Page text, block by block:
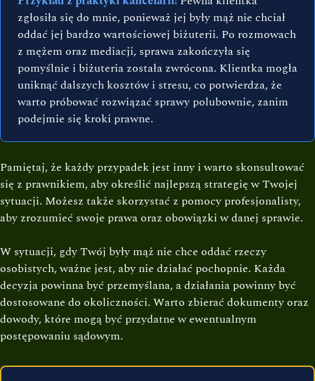
zgłosiła się do mnie, ponieważ jej były mąż nie chciał
oddać jej bardzo wartościowej biżuterii. Po rozmowach
z mężem oraz mediacji, sprawa zakończyła się
pomyślnie i biżuteria została zwrócona. Klientka mogła
uniknąć dalszych kosztów i stresu, co potwierdza, że
warto próbować rozwiązać sprawy polubownie, zanim
podejmie się kroki prawne.
Pamiętaj, że każdy przypadek jest inny i warto skonsultować
się z prawnikiem, aby określić najlepszą strategię w Twojej
sytuacji. Możesz także skorzystać z pomocy profesjonalisty,
aby zrozumieć swoje prawa oraz obowiązki w danej sprawie.
W sytuacji, gdy Twój były mąż nie chce oddać rzeczy
osobistych, ważne jest, aby nie działać pochopnie. Każda
decyzja powinna być przemyślana, a działania powinny być
dostosowane do okoliczności. Warto zbierać dokumenty oraz
dowody, które mogą być przydatne w ewentualnym
postępowaniu sądowym.